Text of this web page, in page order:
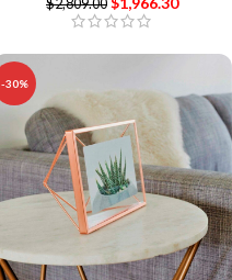
$2,809.00
-30%